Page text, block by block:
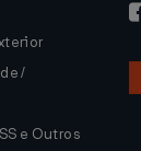
/
e Outros